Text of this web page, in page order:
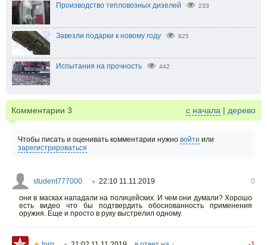
Производство тепловозных дизелей 233
Завезли подарки к новому году 625
Испытания на прочность 442
Комментарии 3 с начала | дерево
Чтобы писать и оценивать комментарии нужно войти или
зарегистрироваться
student777000 ○ 22:10 11.11.2019
0
они в масках нападали на полицейских. И чем они думали? Хорошо
есть видео что бы подтвердить обоснованность применения
оружия. Еще и просто в руку выстрелил одному.